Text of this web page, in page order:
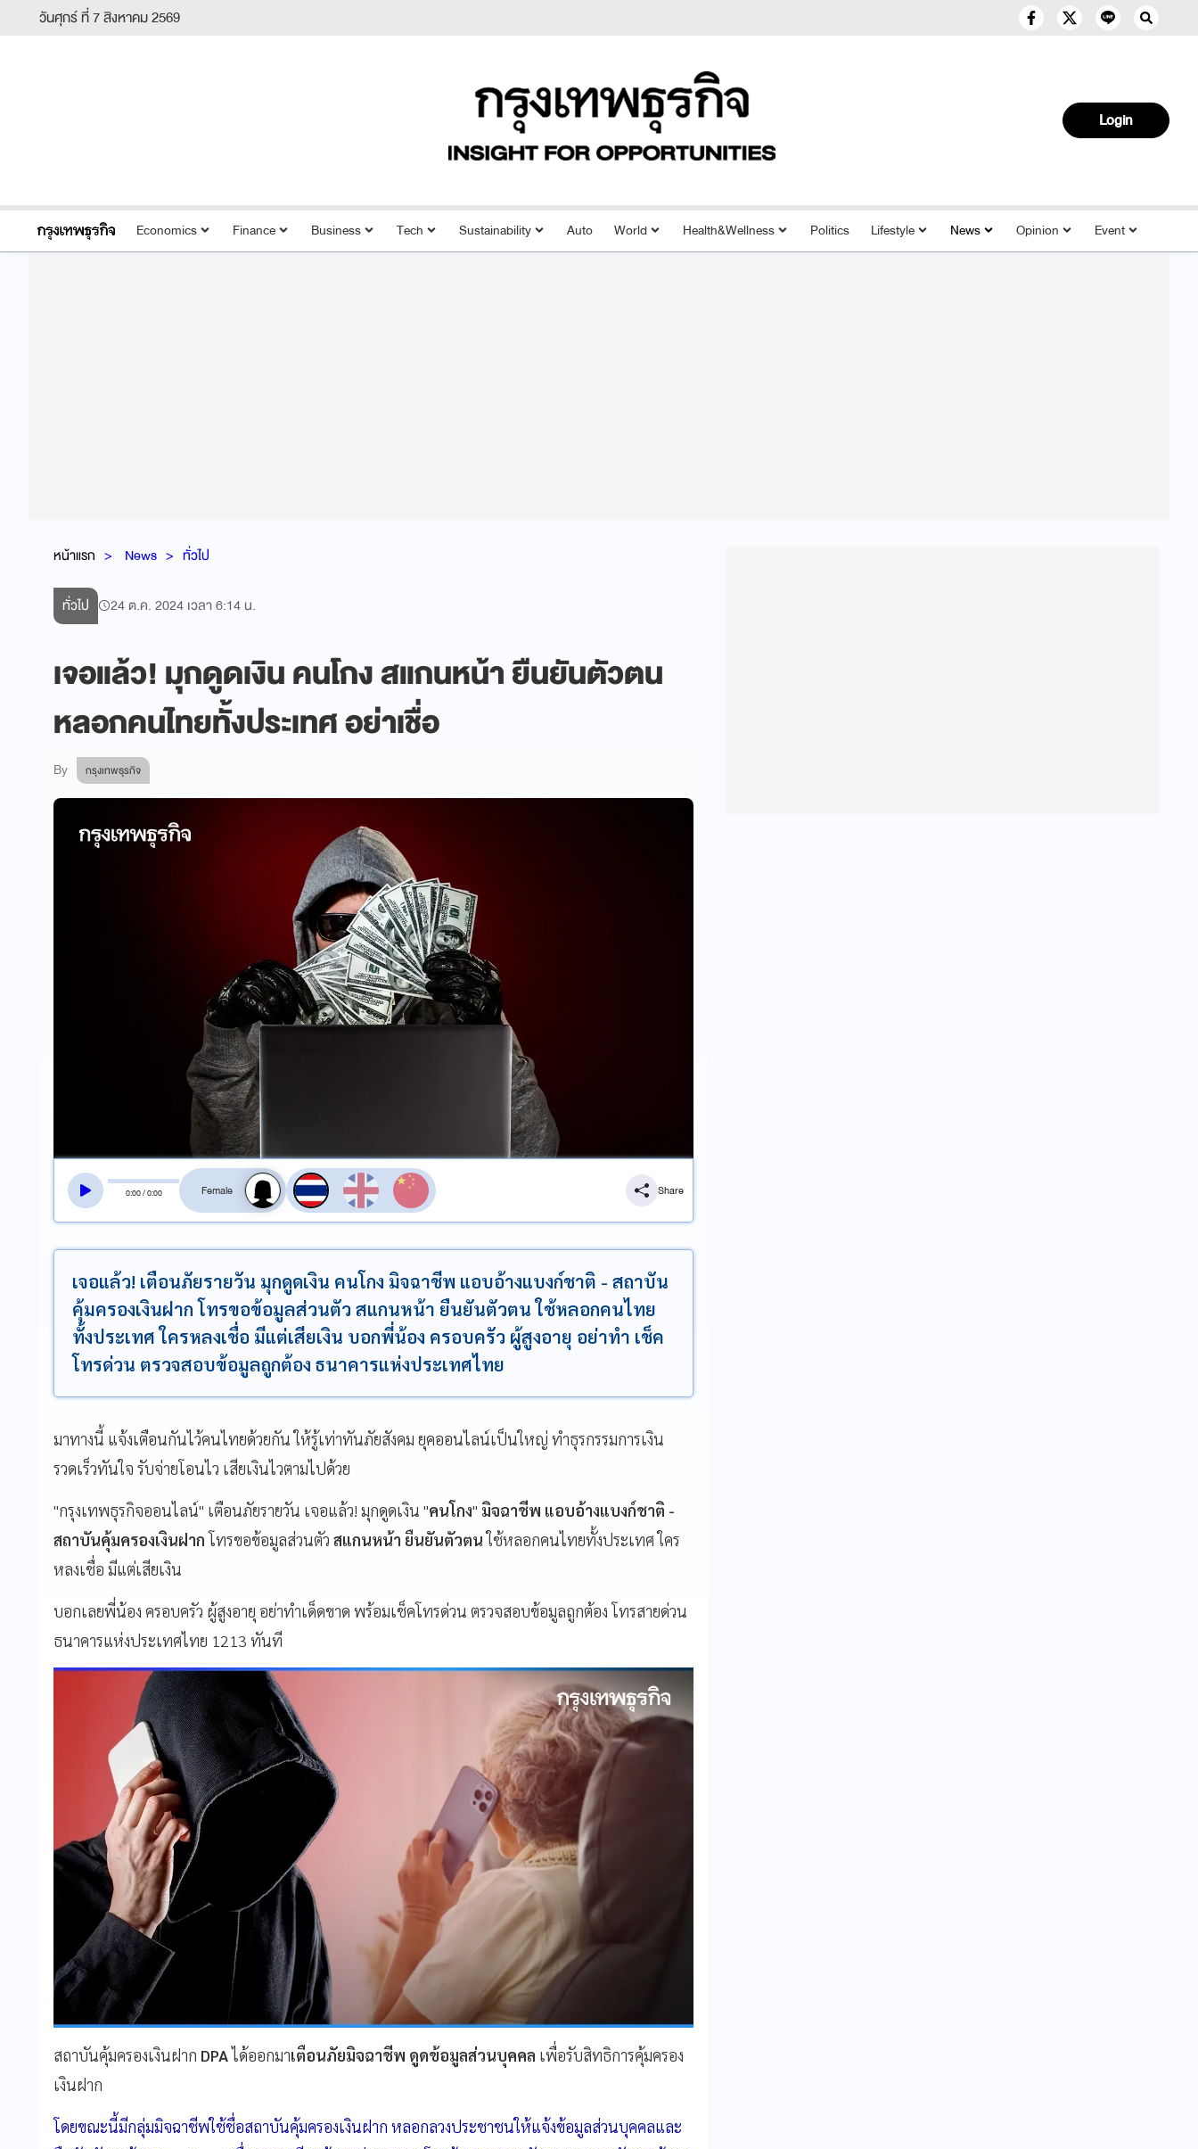
วันศุกร์ ที่ 7 สิงหาคม 2569
Login
Economics Finance Business Tech Sustainability Auto World Health&Wellness Politics Lifestyle News Opinion Event
หน้าแรก News ทั่วไป
ทั่วไป 24 ต.ค. 2024 เวลา 6:14 น.
เจอแล้ว! มุกดูดเงิน คนโกง สแกนหน้า ยืนยันตัวตน
หลอกคนไทยทั้งประเทศ อย่าเชื่อ
By กรุงเทพธุรกิจ
0:00/0:00
สลับเสียงอ่าน
Share
เจอแล้ว! เตือนภัยรายวัน มุกดูดเงิน คนโกง มิจฉาชีพ แอบอ้างแบงก์ชาติ - สถาบัน
คุ้มครองเงินฝาก โทรขอข้อมูลส่วนตัว สแกนหน้า ยืนยันตัวตน ใช้หลอกคนไทย
ทั้งประเทศ ใครหลงเชื่อ มีแต่เสียเงิน บอกพี่น้อง ครอบครัว ผู้สูงอายุ อย่าทำ เช็ค
โทรด่วน ตรวจสอบข้อมูลถูกต้อง ธนาคารแห่งประเทศไทย
มาทางนี้ แจ้งเตือนกันไว้คนไทยด้วยกัน ให้รู้เท่าทันภัยสังคม ยุคออนไลน์เป็นใหญ่ ทำธุรกรรมการเงิน
รวดเร็วทันใจ รับจ่ายโอนไว เสียเงินไวตามไปด้วย
"กรุงเทพธุรกิจออนไลน์" เตือนภัยรายวัน เจอแล้ว! มุกดูดเงิน "คนโกง" มิจฉาชีพ แอบอ้างแบงก์ชาติ -
สถาบันคุ้มครองเงินฝากโทรขอข้อมูลส่วนตัว สแกนหน้า ยืนยันตัวตนใช้หลอกคนไทยทั้งประเทศ ใคร
หลงเชื่อ มีแต่เสียเงิน
บอกเลยพี่น้อง ครอบครัว ผู้สูงอายุ อย่าทำเด็ดขาด พร้อมเช็คโทรด่วน ตรวจสอบข้อมูลถูกต้อง โทรสายด่วน
ธนาคารแห่งประเทศไทย 1213 ทันที
สถาบันคุ้มครองเงินฝาก DPAได้ออกมาเตือนภัยมิจฉาชีพ ดูดข้อมูลส่วนบุคคล เพื่อรับสิทธิการคุ้มครอง
เงินฝาก
โดยขณะนี้มีกลุ่มมิจฉาชีพใช้ชื่อสถาบันคุ้มครองเงินฝาก หลอกลวงประชาชนให้แจ้งข้อมูลส่วนบุคคลและ